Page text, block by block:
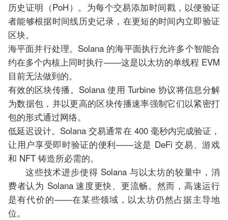
历史证明（PoH）。为每个交易添加时间戳，以便验证
者能够根据时间线历史记录，在更短的时间内立即验证
区块。
海平面并行处理。Solana 的海平面执行允许多个智能合
约在多个内核上同时执行——这是以太坊的单线程 EVM
目前无法做到的。
有效的区块传播。Solana 使用 Turbine 协议将信息分解
为数据包，并以更高的区块传播速率强制它们以紧密打
包的形式通过网络。
低延迟设计。Solana 交易通常在 400 毫秒内完成验证，
让用户享受即时验证的便利——这是 DeFi 交易、游戏
和 NFT 铸造所必需的。
这些技术进步使得 Solana 与以太坊的较量中，消
费者认为 Solana 速度更快、更流畅。然而，高速运行
是有代价的——在某些领域，以太坊仍然占据主导地
位。